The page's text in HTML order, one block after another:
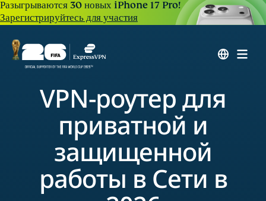
Разыгрываются 30 новых iPhone 17 Pro!
Зарегистрируйтесь для участия
VPN-роутер для
приватной и
защищенной
работы в Сети в